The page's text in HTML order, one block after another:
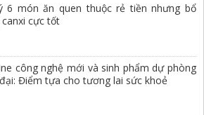
6 món ăn quen thuộc rẻ tiền nhưng bổ
canxi cực tốt
công nghệ mới và sinh phẩm dự phòng
Điểm tựa cho tương lai sức khoẻ